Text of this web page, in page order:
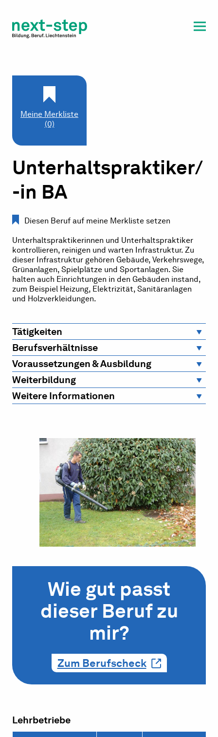
Beratung & Unterstützung
Meine Merkliste
(0)
Unterhaltspraktiker/
-in BA
Diesen Beruf auf meine Merkliste setzen
Unterhaltspraktikerinnen und Unterhaltspraktiker
kontrollieren, reinigen und warten Infrastruktur. Zu
dieser Infrastruktur gehören Gebäude, Verkehrswege,
Grünanlagen, Spielplätze und Sportanlagen. Sie
halten auch Einrichtungen in den Gebäuden instand,
zum Beispiel Heizung, Elektrizität, Sanitäranlagen
und Holzverkleidungen.
Tätigkeiten
Berufsverhältnisse
Voraussetzungen & Ausbildung
Weiterbildung
Weitere Informationen
Wie gut passt
dieser Beruf zu
mir?
Zum Berufscheck
Lehrbetriebe